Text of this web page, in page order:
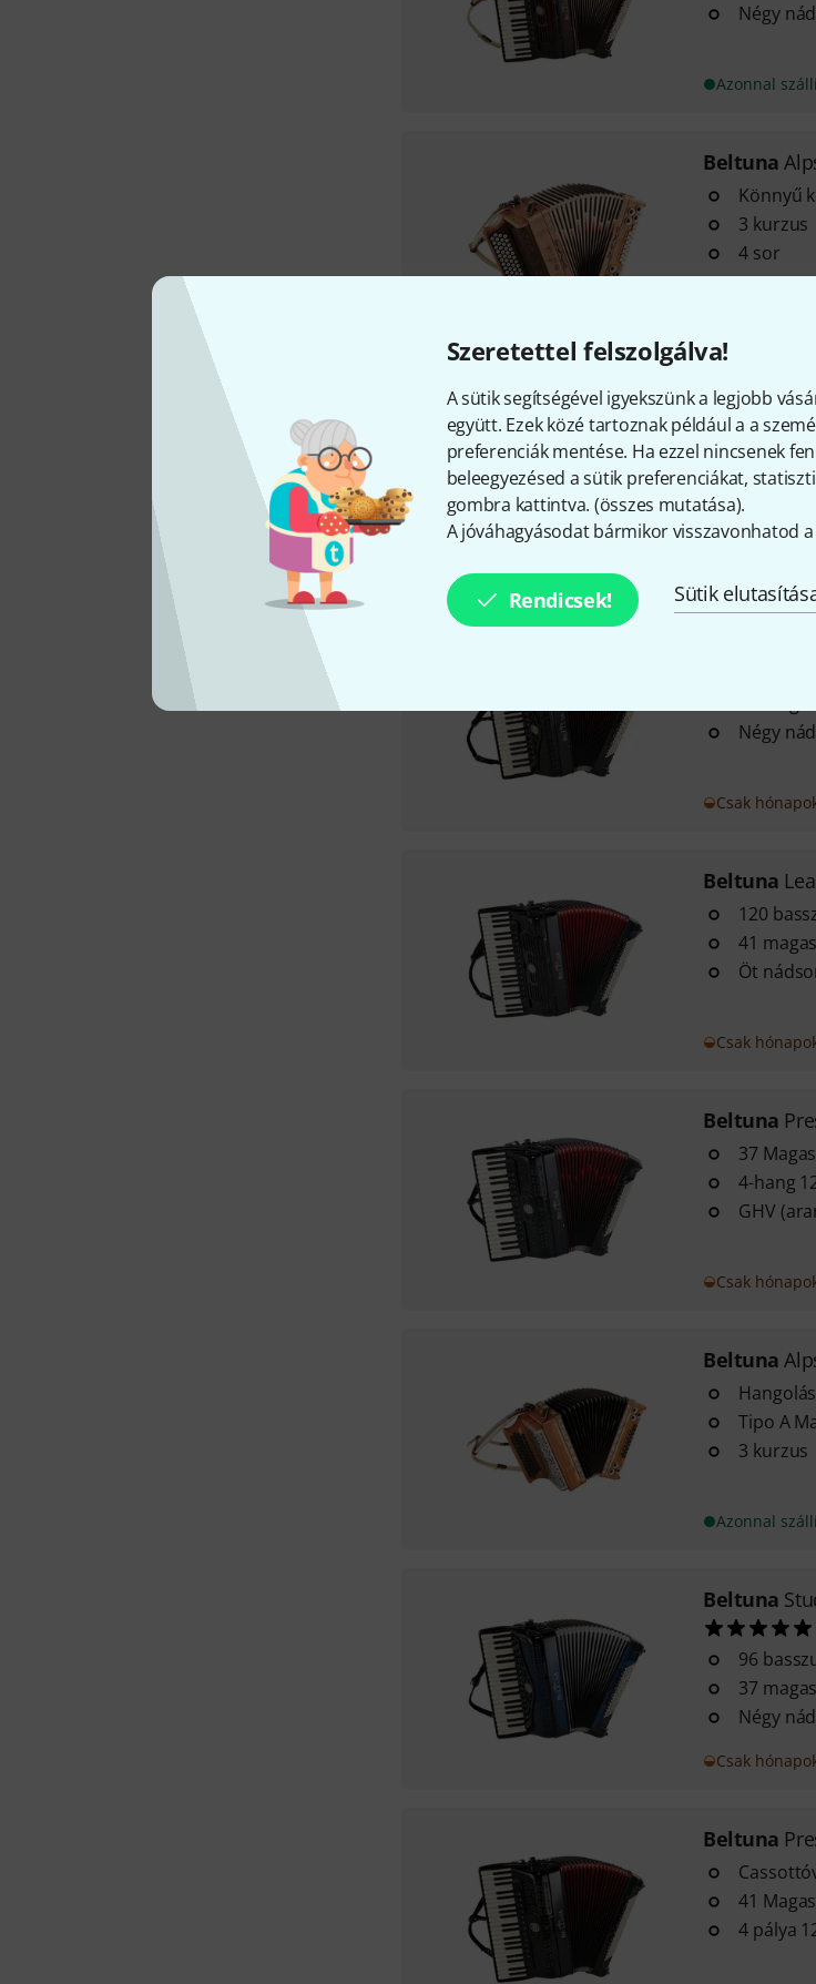
Szeretettel felszolgálva!
A sütik segítségével igyekszünk a legjobb
együtt. Ezek közé tartoznak például a a
preferenciák mentése. Ha ezzel nincsenek
beleegyezésed a sütik preferenciákat,
gombra kattintva. (összes mutatása).
A jóváhagyásodat bármikor visszavonhatod
Rendicsek! Sütik
Négy
Azonnal
Beltuna
Könnyű
3 kurzus
4 sor
Beltuna
34
3 pálya
Dupla
Négy
Csak
Beltuna
120
41
Öt
Csak
Beltuna
37
4-hang
GHV
Csak
Beltuna
Tipo A
3 kurzus
Azonnal
Beltuna
96
37
Négy
Csak
Beltuna
41
4 pálya